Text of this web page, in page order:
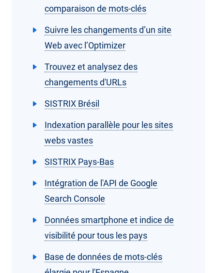
comparaison de mots-clés
Suivre les changements d’un site
Web avec l’Optimizer
Trouvez et analysez des
changements d'URLs
SISTRIX Brésil
Indexation parallèle pour les sites
webs vastes
SISTRIX Pays-Bas
Intégration de l'API de Google
Search Console
Données smartphone et indice de
visibilité pour tous les pays
Base de données de mots-clés